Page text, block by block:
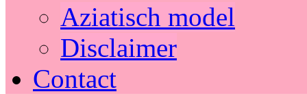
Aziatisch model
Disclaimer
Contact